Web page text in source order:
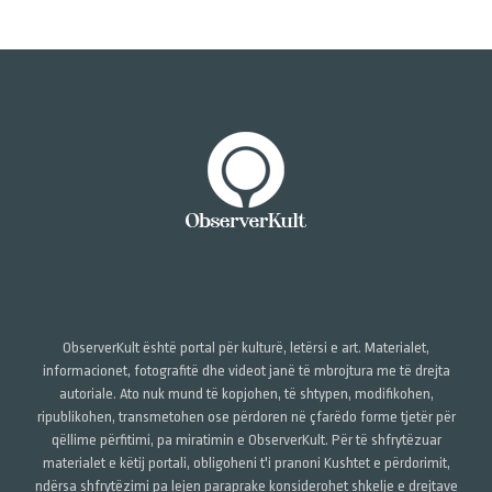
ObserverKult është portal për kulturë, letërsi e art. Materialet,
informacionet, fotografitë dhe videot janë të mbrojtura me të drejta
autoriale. Ato nuk mund të kopjohen, të shtypen, modifikohen,
ripublikohen, transmetohen ose përdoren në çfarëdo forme tjetër për
qëllime përfitimi, pa miratimin e ObserverKult. Për të shfrytëzuar
materialet e këtij portali, obligoheni t'i pranoni Kushtet e përdorimit,
ndërsa shfrytëzimi pa lejen paraprake konsiderohet shkelje e drejtave